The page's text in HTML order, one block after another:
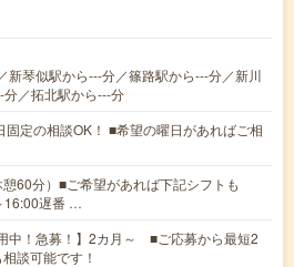
新琴似駅から---分／篠路駅から---分／新川
／拓北駅から---分
固定の相談OK！ ■希望の曜日があればご相
60分）■ご希望があれば下記シフトも
16:00遅番 …
中！急募！】2カ月～ ■ご応募から最短2
談可能です！